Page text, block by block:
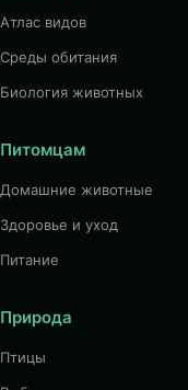
Атлас видов
Среды обитания
Биология животных
Питомцам
Домашние животные
Здоровье и уход
Питание
Природа
Птицы